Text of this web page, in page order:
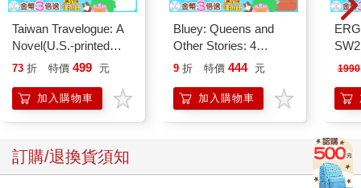
明（George Lamming）所作的解釋，當一個人的生活深深被一種
壓迫所塑造，他很容易忽視「在威脅到他的災難和更廣泛的背景
與情況之間的關聯，而威脅到他的災難就只是這個更廣泛的背景
與情況最明顯的例子」。各種宗教、種族、民族、能力、性傾
大的差異，從失去工作機會到致命的身體傷害。但是在每一種情
況下，那種粗暴的機制都一樣。行事帶有偏見的人是和一種預期
聞標題和歷史書籍、迷思和統計數字、真實和想像的遭遇，以及
對現實的選擇性詮釋，以證實自己原先的信念。懷有偏見者眼中
Taiwan Travelogue: A
Novel(U.S.-printed
edition)
73 折 特價 499 元
加入購物車
Bluey: Queens and
Other Stories: 4
Stories in 1 Book.
9 折 特價 444 元
加入購物車
泳
1990
訂購/退換貨須知